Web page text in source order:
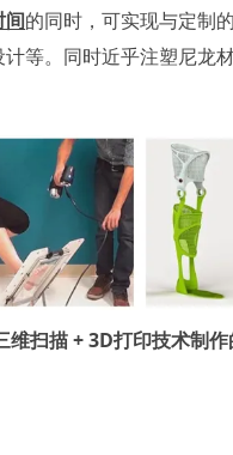
间的同时，可实现与定制
等。同时近乎注塑尼龙
维扫描 + 3D打印技术制